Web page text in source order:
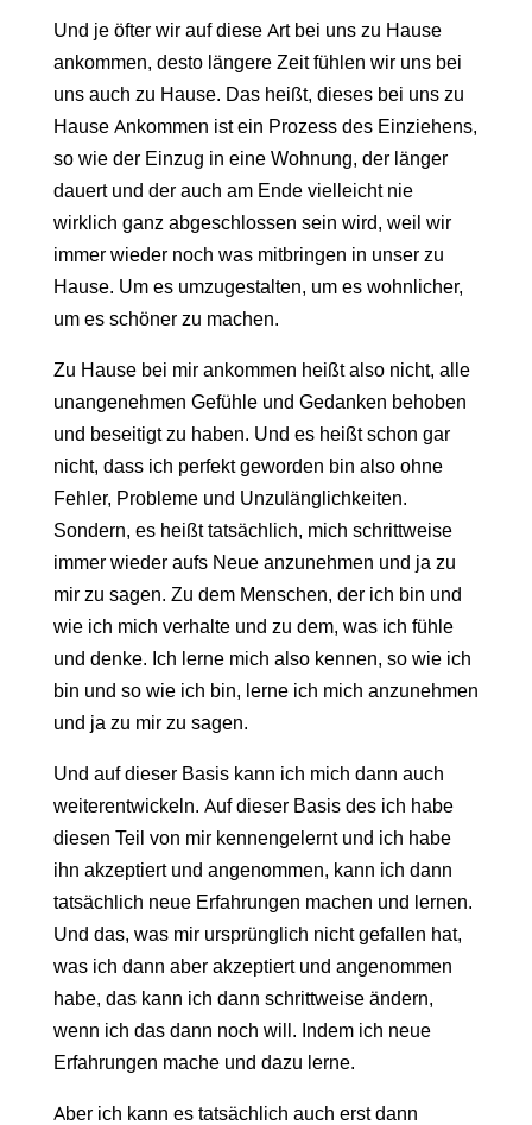
Und je öfter wir auf diese Art bei uns zu Hause
ankommen, desto längere Zeit fühlen wir uns bei
uns auch zu Hause. Das heißt, dieses bei uns zu
Hause Ankommen ist ein Prozess des Einziehens,
so wie der Einzug in eine Wohnung, der länger
dauert und der auch am Ende vielleicht nie
wirklich ganz abgeschlossen sein wird, weil wir
immer wieder noch was mitbringen in unser zu
Hause. Um es umzugestalten, um es wohnlicher,
um es schöner zu machen.
Zu Hause bei mir ankommen heißt also nicht, alle
unangenehmen Gefühle und Gedanken behoben
und beseitigt zu haben. Und es heißt schon gar
nicht, dass ich perfekt geworden bin also ohne
Fehler, Probleme und Unzulänglichkeiten.
Sondern, es heißt tatsächlich, mich schrittweise
immer wieder aufs Neue anzunehmen und ja zu
mir zu sagen. Zu dem Menschen, der ich bin und
wie ich mich verhalte und zu dem, was ich fühle
und denke. Ich lerne mich also kennen, so wie ich
bin und so wie ich bin, lerne ich mich anzunehmen
und ja zu mir zu sagen.
Und auf dieser Basis kann ich mich dann auch
weiterentwickeln. Auf dieser Basis des ich habe
diesen Teil von mir kennengelernt und ich habe
ihn akzeptiert und angenommen, kann ich dann
tatsächlich neue Erfahrungen machen und lernen.
Und das, was mir ursprünglich nicht gefallen hat,
was ich dann aber akzeptiert und angenommen
habe, das kann ich dann schrittweise ändern,
wenn ich das dann noch will. Indem ich neue
Erfahrungen mache und dazu lerne.
Aber ich kann es tatsächlich auch erst dann